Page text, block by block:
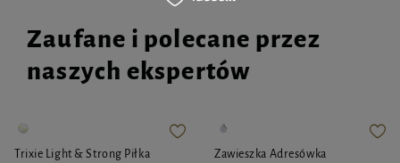
Zaufane i polecane przez
naszych ekspertów
Trixie Light & Strong Piłka
Zawieszka Adresówka